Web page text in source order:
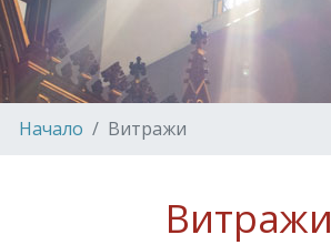
Hачало Витражи
Витражи